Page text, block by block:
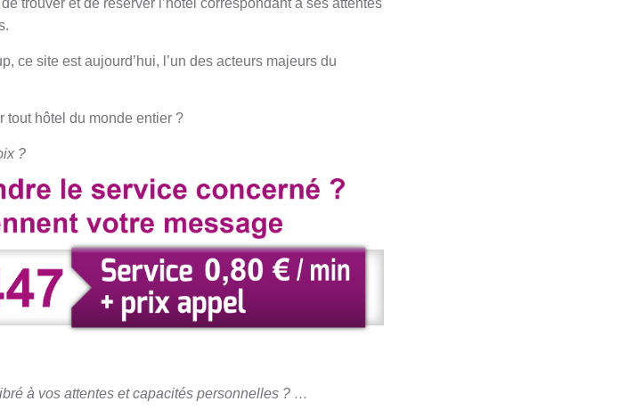
trouver et de réserver l’hôtel correspondant à ses attentes
ce site est aujourd’hui, l’un des acteurs majeurs du
tout hôtel du monde entier ?
?
à vos attentes et capacités personnelles ? …